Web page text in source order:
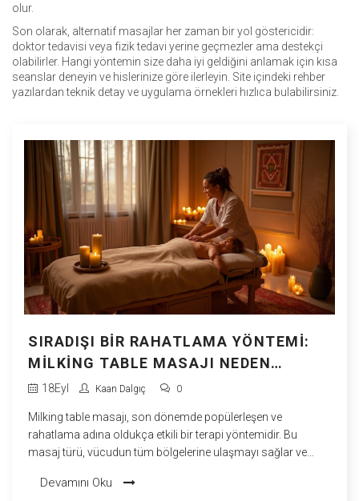
olur.
Son olarak, alternatif masajlar her zaman bir yol göstericidir:
doktor tedavisi veya fizik tedavi yerine geçmezler ama destekçi
olabilirler. Hangi yöntemin size daha iyi geldiğini anlamak için kısa
seanslar deneyin ve hislerinize göre ilerleyin. Site içindeki rehber
yazılardan teknik detay ve uygulama örnekleri hızlıca bulabilirsiniz.
SIRADIŞI BIR RAHATLAMA YÖNTEMI:
MILKING TABLE MASAJI NEDEN
SIRADAKI TERAPINIZ OLMALI?
18Eyl Kaan Dalgıç 0
Milking table masajı, son dönemde popülerleşen ve
rahatlama adına oldukça etkili bir terapi yöntemidir. Bu
masaj türü, vücudun tüm bölgelerine ulaşmayı sağlar ve
ve neden denemeniz gerektiği hakkında bilgilendirici bir yazı.
Devamını Oku